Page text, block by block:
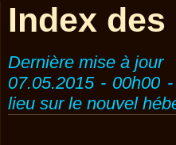
Index
Dernière mise à jour
07.05.2015 - 00h00
lieu sur le nouvel